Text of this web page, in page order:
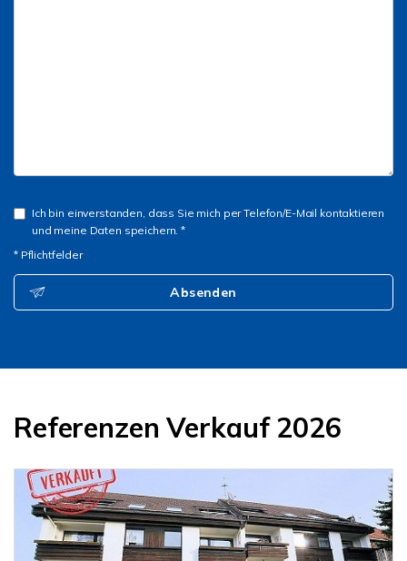
Ich bin einverstanden, dass Sie mich per Telefon/E-Mail kontaktieren
und meine Daten speichern. *
* Pflichtfelder
Absenden
Referenzen Verkauf 2026